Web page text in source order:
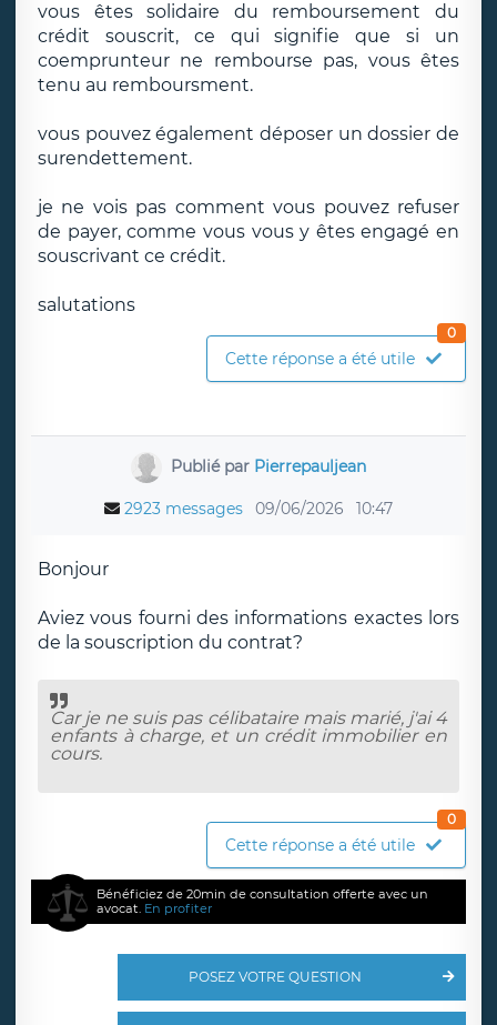
vous êtes solidaire du remboursement du
crédit souscrit, ce qui signifie que si un
coemprunteur ne rembourse pas, vous êtes
tenu au remboursment.
vous pouvez également déposer un dossier de
surendettement.
je ne vois pas comment vous pouvez refuser
de payer, comme vous vous y êtes engagé en
souscrivant ce crédit.
salutations
Cette réponse a été utile
0
Publié par Pierrepauljean
2923 messages 09/06/2026 10:47
Bonjour
Aviez vous fourni des informations exactes lors
de la souscription du contrat?
Car je ne suis pas célibataire mais marié, j'ai 4
enfants à charge, et un crédit immobilier en
cours.
Cette réponse a été utile
0
Bénéficiez de 20min de consultation offerte avec un
avocat. En profiter
POSEZ VOTRE QUESTION